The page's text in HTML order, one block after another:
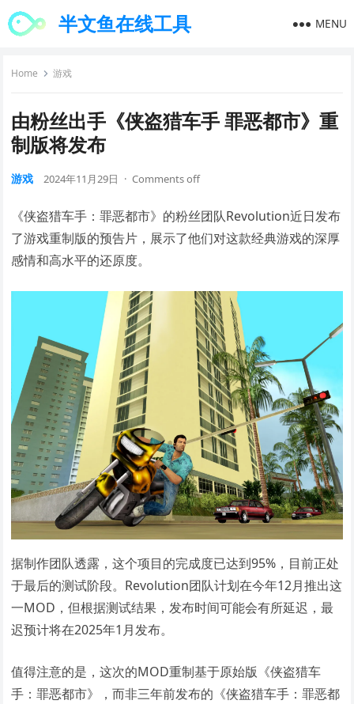
半文鱼在线工具 MENU
Home 游戏
由粉丝出手《侠盗猎车手 罪恶都市》重
制版将发布
游戏 2024年11月29日 · Comments off
《侠盗猎车手：罪恶都市》的粉丝团队Revolution近日发布
了游戏重制版的预告片，展示了他们对这款经典游戏的深厚
感情和高水平的还原度。
据制作团队透露，这个项目的完成度已达到95%，目前正处
于最后的测试阶段。Revolution团队计划在今年12月推出这
一MOD，但根据测试结果，发布时间可能会有所延迟，最
迟预计将在2025年1月发布。
值得注意的是，这次的MOD重制基于原始版《侠盗猎车
手：罪恶都市》，而非三年前发布的《侠盗猎车手：罪恶都